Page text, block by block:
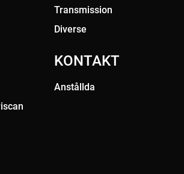
Transmission
Diverse
KONTAKT
Anstållda